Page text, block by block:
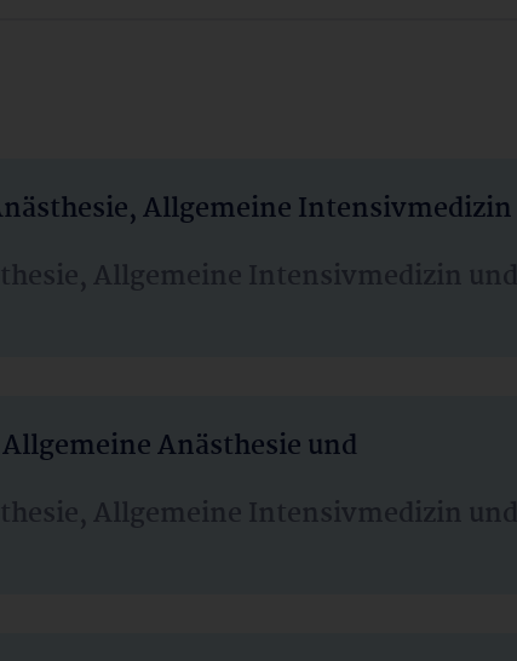
Allgemeine Intensivmedizin
Allgemeine Intensivmedizin und
Anästhesie und
Allgemeine Intensivmedizin und